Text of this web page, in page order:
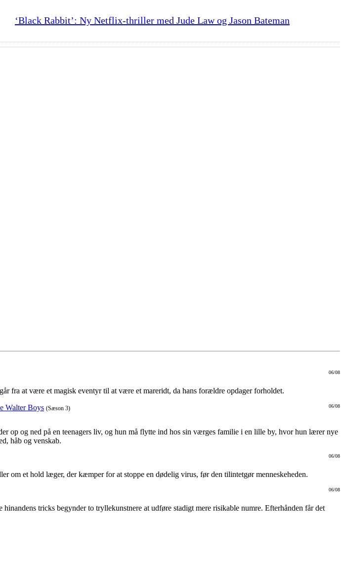
‘Black Rabbit’: Ny Netflix-thriller med Jude Law og Jason Bateman
06/08
fra at være et magisk eventyr til at være et mareridt, da hans forældre opdager forholdet.
06/08
Walter Boys (Sæson 3)
op og ned på en teenagers liv, og hun må flytte ind hos sin værges familie i en lille by, hvor hun lærer nye
håb og venskab.
06/08
om et hold læger, der kæmper for at stoppe en dødelig virus, før den tilintetgør menneskeheden.
06/08
hinandens tricks begynder to tryllekunstnere at udføre stadigt mere risikable numre. Efterhånden får det